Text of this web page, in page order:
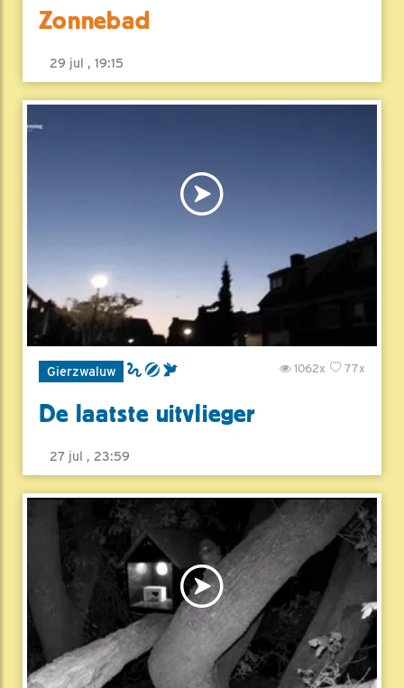
Zonnebad
29 jul , 19:15
Gierzwaluw 77x
1062x
De laatste uitvlieger
27 jul , 23:59